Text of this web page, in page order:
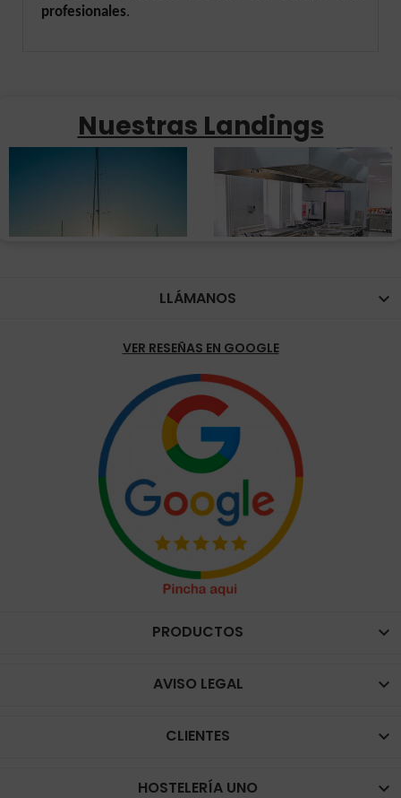
profesionales.
Nuestras Landings
LLÁMANOS 
VER RESEÑAS EN GOOGLE
PRODUCTOS 
AVISO LEGAL 
CLIENTES 
HOSTELERÍA UNO 